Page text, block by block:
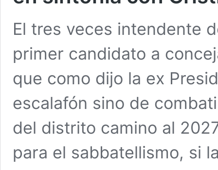
El tres veces intendente
primer candidato a
que como dijo la ex
escalafón sino de
del distrito camino al
para el sabbatellismo, si